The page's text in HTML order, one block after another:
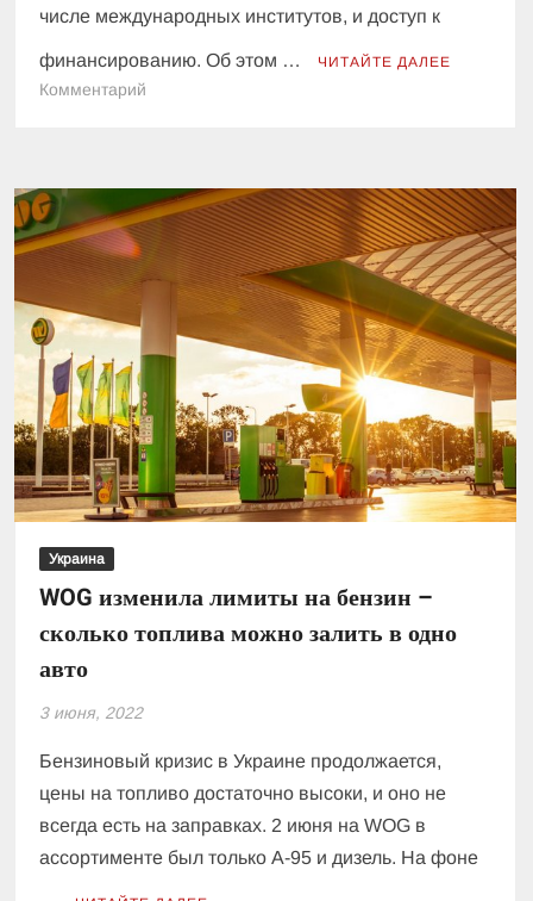
числе международных институтов, и доступ к
финансированию. Об этом … ЧИТАЙТЕ ДАЛЕЕ
Комментарий
отстроить
украинскую
промышленность
после
сколько
времени
на
это
нужно
Украина
WOG изменила лимиты на бензин –
сколько топлива можно залить в одно
авто
3 июня, 2022
Бензиновый кризис в Украине продолжается,
цены на топливо достаточно высоки, и оно не
всегда есть на заправках. 2 июня на WOG в
ассортименте был только А-95 и дизель. На фоне